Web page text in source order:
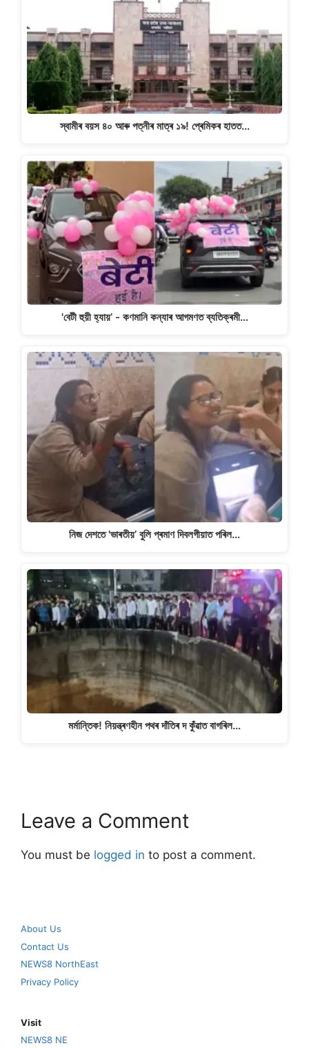
স্বামীৰ বয়স ৪০ আৰু পত্নীৰ মাত্ৰ ১৯! প্ৰেমিকৰ হাতত…
'বেটী হুয়ী হ্যায়’ - কণমানি কন্যাৰ আগমণত ব্যতিক্ৰমী…
নিজ দেশতে 'ভাৰতীয়’ বুলি প্ৰমাণ দিবলগীয়াত পৰিল…
মৰ্মান্তিক! নিয়ন্ত্ৰণহীন পথৰ দাঁতিৰ দ কুঁৱাত বাগৰিল…
Leave a Comment
You must be logged in to post a comment.
About Us
Contact Us
NEWS8 NorthEast
Privacy Policy
Visit
NEWS8 NE